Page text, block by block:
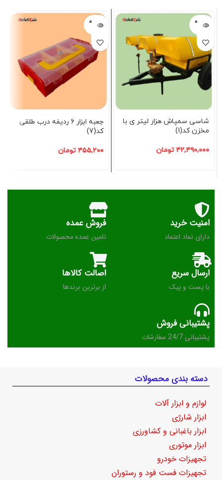
فروخته
شده
شاسی سمپاش هزار لیتر ی با
مخزن کد(1)
۴۲,۴۹۰,۰۰۰ تومان
فروخته
شده
جعبه ابزار 6 ردیفه درب طلقی
کد(7)
۴۵۵,۲۰۰ تومان
امنیت خرید
دارای نماد اعتماد
فروش عمده
تامین عمده محصولات
ارسال سریع
با پست و پیک
اصالت کالاها
از برترین برندها
پشتیبانی فروش
پشتیبانی 24/7 سفارشات
دسته بندی محصولات
لوازم و ابزار آلات
ابزار شارژی
ابزار باغبانی و کشاورزی
ابزار موتوری
تجهیزات خودرو
تجهیزات فست فود و رستوران